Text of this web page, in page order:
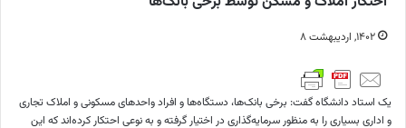
۱۴۰۲, اردیبهشت ۸
یک استاد دانشگاه گفت: برخی بانک‌ها، دستگاه‌ها و افراد واحدهای مسکونی و املاک تجاری
و اداری بسیاری را به منظور سرمایه‌گذاری در اختیار گرفته و به نوعی احتکار کرده‌اند که این